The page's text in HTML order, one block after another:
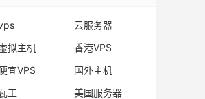
云服务器
拟主机
香港VPS
宜VPS
国外主机
工
美国服务器